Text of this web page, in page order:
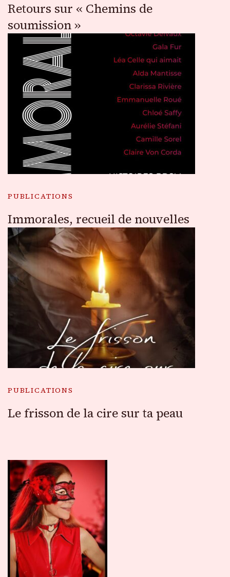
Retours sur « Chemins de
soumission »
PUBLICATIONS
Immorales, recueil de nouvelles
PUBLICATIONS
Le frisson de la cire sur ta peau